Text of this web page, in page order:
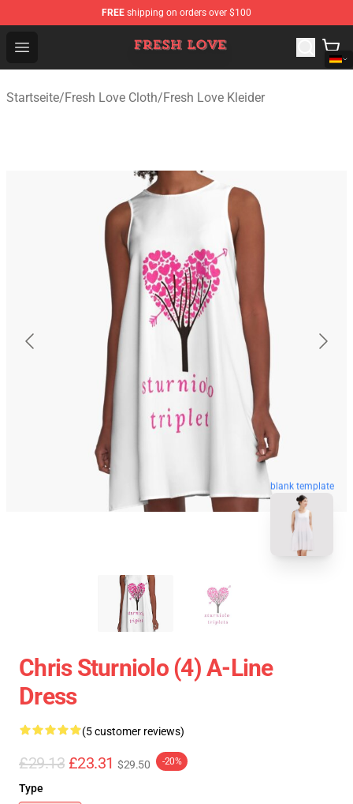
FREE shipping on orders over $100
Open menu
Fresh Love Store - Official Fresh Love Merchandise Shop
Startseite/Fresh Love Cloth/Fresh Love Kleider
blank template
Chris Sturniolo (4) A-Line
Dress
(5 customer reviews)
£29.13 £23.31 $29.50 -20%
Type